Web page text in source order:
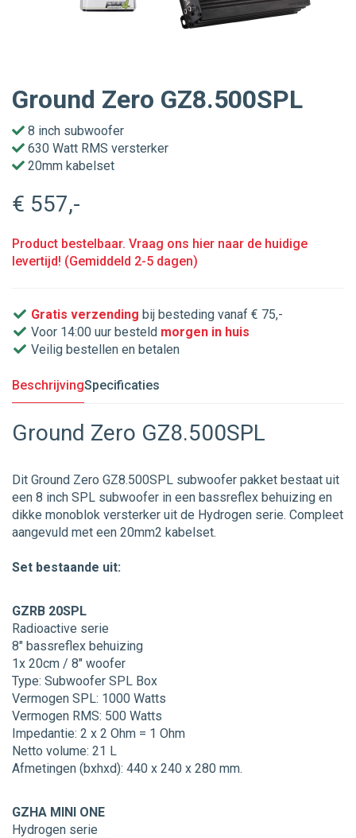
Ground Zero GZ8.500SPL
8 inch subwoofer
630 Watt RMS versterker
20mm kabelset
€ 557,-
Product bestelbaar. Vraag ons hier naar de huidige
levertijd! (Gemiddeld 2-5 dagen)
Gratis verzending bij besteding vanaf € 75,-
Voor 14:00 uur besteld morgen in huis
Veilig bestellen en betalen
BeschrijvingSpecificaties
Ground Zero GZ8.500SPL
Dit Ground Zero GZ8.500SPL subwoofer pakket bestaat uit
een 8 inch SPL subwoofer in een bassreflex behuizing en
dikke monoblok versterker uit de Hydrogen serie. Compleet
aangevuld met een 20mm2 kabelset.
Set bestaande uit:
GZRB 20SPL
Radioactive serie
8" bassreflex behuizing
1x 20cm / 8" woofer
Type: Subwoofer SPL Box
Vermogen SPL: 1000 Watts
Vermogen RMS: 500 Watts
Impedantie: 2 x 2 Ohm = 1 Ohm
Netto volume: 21 L
Afmetingen (bxhxd): 440 x 240 x 280 mm.
GZHA MINI ONE
Hydrogen serie